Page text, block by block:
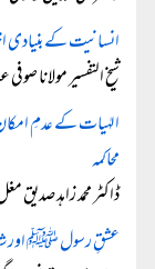
انسانیت کے بنیادی
شیخ التفسیر مولانا صوفی
الہٰیات کے عدمِ
محاکمہ
ڈاکٹر محمد زاہد صدیق
عشقِ رسول ﷺ اور